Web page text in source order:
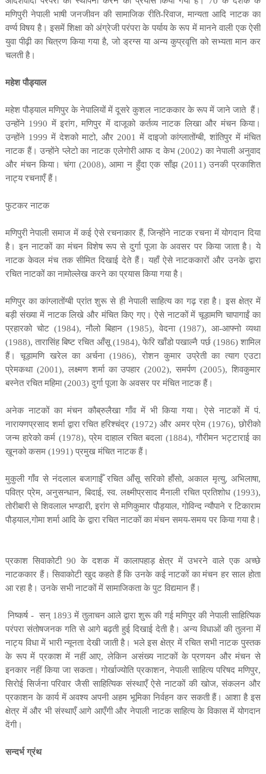
मणिपुरी नेपाली भाषी जनजीवन की सामाजिक रीति-रिवाज,मान्यता आदि नाटक का
वर्ण्य विषय है। इसमें शिक्षा को अंग्रेजी परंपरा के पर्याय के रूप में मानने वाली एक ऐसी
युवा पीढ़ी का चित्रण किया गया है, जो ड्रग्स या अन्य कुप्रवृत्ति को सभ्यता मान कर
चलती है।
महेश पौड्याल
महेश पौड्याल मणिपुर के नेपालियों में दूसरे कुशल नाटककार के रूप में जाने जाते हैं।
उन्होंने 1990 में इरांग,​​मणिपुर में दाजूको कर्तव्य नाटक लिखा और मंचन किया।
उन्होंने 1999 में देशको माटो,और 2001में दाइजो कांग्लातोंग्बी,शांतिपुर में मंचित
नाटक हैं। उन्होंने प्लेटो का नाटक एलेगोरी आफ द केभ (2002) का नेपाली अनुवाद
और मंचन किया। चंगा(2008),आमा न हुँदा एक साँझ(2011)उनकी प्रकाशित
नाट्य रचनाएँ हैं।
फुटकर नाटक
मणिपुरी नेपाली समाज में कई ऐसे रचनाकार हैं,जिन्होंने नाटक रचना में योगदान दिया
है। इन नाटकों का मंचन विशेष रूप से दुर्गा पूजा के अवसर पर किया जाता है। ये
नाटक केवल मंच तक सीमित दिखाई देते हैं। यहाँ ऐसे नाटककारों और उनके द्वारा
रचित नाटकों का नामोल्लेख करने का प्रयास किया गया है।
मणिपुर का कांग्लातोंग्बी प्रांत शुरू से ही नेपाली साहित्य का गढ़ रहा है। इस क्षेत्र में
बड़ी संख्या में नाटक लिखे और मंचित किए गए। ऐसे नाटकों में चूड़ामणि चापागाईं का
प्रहारको चोट(1984),नौलो बिहान (1985), वेदना(1987),आ-आफ्नो व्यथा
(1988),तारासिंह बिष्ट रचित आँसू (1984),फेरि खाँडो पखाल्नै पर्छ(1986) शामिल
हैं। चूड़ामणि खरेल का अर्चना(1986), रोशन कुमार उप्रेती का त्याग एउटा
प्रेमकथा(2001), लक्ष्मण शर्मा का उपहार (2002),समर्पण (2005),शिवकुमार
बस्नेत रचित महिमा(2003) दुर्गा पूजा के अवसर पर मंचित नाटक हैं।
अनेक नाटकों का मंचन कौब्रुलैखा गाँव में भी किया गया। ऐसे नाटकों में पं.
नारायणप्रसाद शर्मा द्वारा रचित हरिश्चंद्र (1972) और अमर प्रेम (1976),छोरीको
जन्म हारेको कर्म (1978), प्रेम दाहाल रचित बदला (1884), गौरीमन भट्टाराई का
ख़ूनको कसम(1991) प्रमुख मंचित नाटक हैं।
मुकुली गाँव से नंदलाल बजागाईँ रचित आँसू सरिको हाँसो,अकाल मृत्यु,अभिलाषा,
पवित्र प्रेम,अनुसन्धान, बिदाई, स्व. लक्ष्मीप्रसाद मैनाली रचित प्रतिशोध(1993),
तोरीबारी से शिवलाल भण्डारी,इरांग से मणिकुमार पौड्याल, गोविन्द न्यौपाने र टिकाराम
पौड्याल,गोमा शर्मा आदि के द्वारा रचित नाटकों का मंचन समय-समय पर किया गया है।
प्रकाश सिवाकोटी 90 के दशक में कालापहाड़ क्षेत्र में उभरने वाले एक अच्छे
नाटककार हैं। सिवाकोटी खुद कहते हैं कि उनके कई नाटकों का मंचन हर साल होता
आ रहा है। उनके सभी नाटकों में सामाजिकता के पुट विद्यमान हैं।
निष्कर्ष - सन् 1893में तुलाचन आले द्वारा शुरू की गई मणिपुर की नेपाली साहित्यिक
परंपरा संतोषजनक गति से आगे बढ़ती हुई दिखाई देती है। अन्य विधाओं की तुलना में
नाट्य विधा में भारी न्यूनता देखी जाती है। भले इस क्षेत्र में रचित सभी नाटक पुस्तक
के रूप में प्रकाश में नहीं आए, लेकिन असंख्य नाटकों के प्रणयन और मंचन से
इनकार नहीं किया जा सकता। गोर्खाज्योति प्रकाशन,नेपाली साहित्य परिषद मणिपुर,
सिरोई सिर्जना परिवार जैसी साहित्यिक संस्थाएँ ऐसे नाटकों की खोज,संकलन और
प्रकाशन के कार्य में अवश्य अपनी अहम भूमिका निर्वहन कर सकती हैं। आशा है इस
क्षेत्र में और भी संस्थाएँ आगे आएँगी और नेपाली नाटक साहित्य के विकास में योगदान
देंगी।
सन्दर्भ ग्रंथ